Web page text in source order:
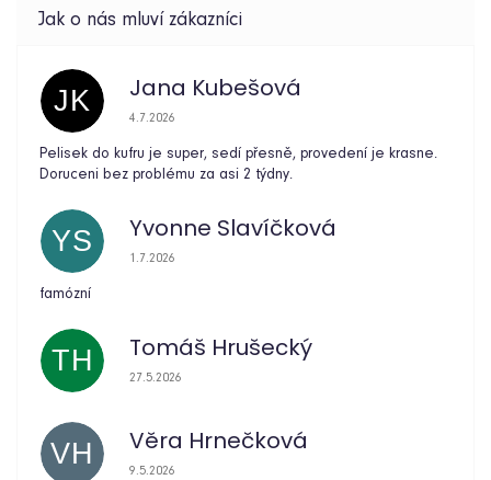
JK Jana Kubešová
Hodnocení obchodu je 5 z 5 hvězdiček.
4.7.2026
Pelisek do kufru je super, sedí přesně, provedení je krasne.
Doruceni bez problému za asi 2 týdny.
YS Yvonne Slavíčková
Hodnocení obchodu je 5 z 5 hvězdiček.
1.7.2026
famózní
TH Tomáš Hrušecký
Hodnocení obchodu je 5 z 5 hvězdiček.
27.5.2026
VH Věra Hrnečková
Hodnocení obchodu je 5 z 5 hvězdiček.
9.5.2026